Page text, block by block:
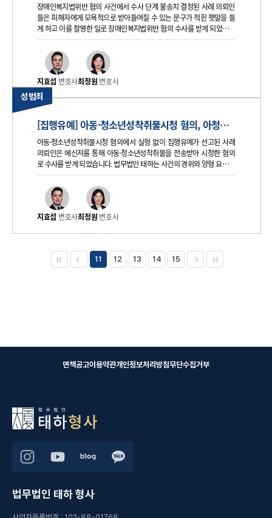
장애인복지법위반 혐의 사건에서 수사 단계 불송치 결정된 사례 의뢰인
들은 피해자에게 모욕적으로 받아들여질 수 있는 문구가 적힌 팻말을 들
게 하고 이를 촬영한 일로 장애인복지법위반 혐의 수사를 받게 되었습니
다. 태하는 사건 경위, 단발성, 피해 회복 노력과 합의 자료를 정리해 제출
지효섭 변호사최정원 변호사
성범죄
[집행유예] 아동·청소년성착취물시청 혐의, 아청법위반 재판에서 집행유예 선고된 사례
아동·청소년성착취물시청 혐의에서 실형 없이 집행유예가 선고된 사례
의뢰인은 메신저를 통해 아동·청소년성착취물을 전송받아 시청한 혐의
로 수사를 받게 되었습니다. 법무법인 태하는 사건의 경위와 양형 요소를
정리하여 실형이 아닌 집행유예 선고를 이끌어낸 사례입니다. 의뢰인 혐
의 의뢰인은 메신저 애플리케이션을 통해 아동·청소년성착취물에 해당
지효섭 변호사최정원 변호사
11 12 13 14 15
면책공고이용약관개인정보처리방침무단수집거부
법무법인 태하 형사